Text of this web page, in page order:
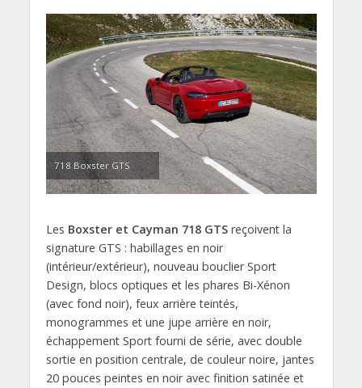
718 Boxster GTS
Les Boxster et Cayman 718 GTSreçoivent la
signature GTS : habillages en noir
(intérieur/extérieur), nouveau bouclier Sport
Design, blocs optiques et les phares Bi-Xénon
(avec fond noir), feux arrière teintés,
monogrammes et une jupe arrière en noir,
échappement Sport fourni de série, avec double
sortie en position centrale, de couleur noire, jantes
20 pouces peintes en noir avec finition satinée et